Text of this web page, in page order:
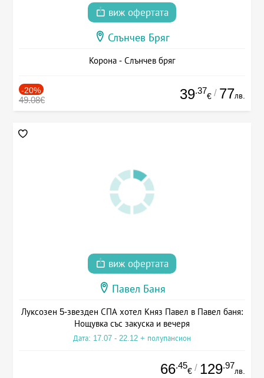
виж офертата
Слънчев Бряг
Корона - Слънчев бряг
-20%
49.08€ 39.37
€ / 77лв.
виж офертата
Павел Баня
Луксозен 5-звезден СПА хотел Княз Павел в Павел баня:
Нощувка със закуска и вечеря
Дата: 17.07 - 22.12 + полупансион
66.45
€ / 129.97
лв.